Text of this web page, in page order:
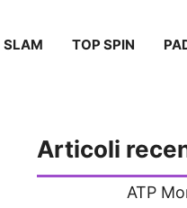
SLAM TOP SPIN
Articoli
ATP